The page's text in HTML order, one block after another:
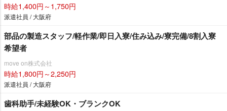
時給1,400円～1,750円
派遣社員 / 大阪府
部品の製造スタッフ/軽作業/即日入寮/住み込み/寮完備/8割入寮
希望者
move on株式会社
時給1,800円～2,250円
派遣社員 / 大阪府
歯科助手/未経験OK・ブランクOK